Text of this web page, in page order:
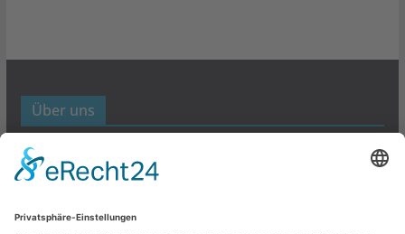
Über uns
Werbund- und Marketing Blog
Links
Datenschutz